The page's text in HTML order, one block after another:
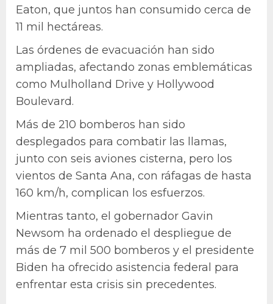
Eaton, que juntos han consumido cerca de
11 mil hectáreas.
Las órdenes de evacuación han sido
ampliadas, afectando zonas emblemáticas
como Mulholland Drive y Hollywood
Boulevard.
Más de 210 bomberos han sido
desplegados para combatir las llamas,
junto con seis aviones cisterna, pero los
vientos de Santa Ana, con ráfagas de hasta
160 km/h, complican los esfuerzos.
Mientras tanto, el gobernador Gavin
Newsom ha ordenado el despliegue de
más de 7 mil 500 bomberos y el presidente
Biden ha ofrecido asistencia federal para
enfrentar esta crisis sin precedentes.